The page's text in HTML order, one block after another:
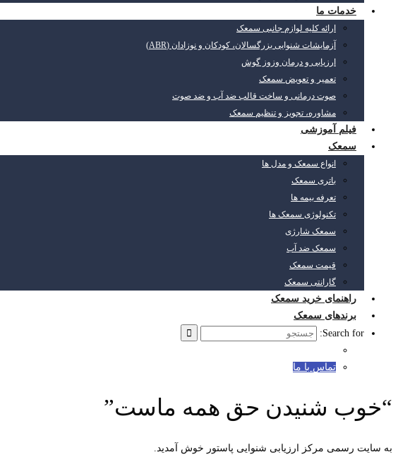
خدمات ما
ارائه کلیه لوازم جانبی سمعک
آزمایشات شنوایی بزرگسالان، کودکان و نوزادان (ABR)
ارزیابی و درمان وزوز گوش
تعمیر و تعویض سمعک
صوت درمانی و ساخت قالب ضد آب و ضد صوت
مشاوره، تجویز و تنظیم سمعک
فیلم آموزشی
سمعک
انواع سمعک و مدل ها
باتری سمعک
تعرفه بیمه ها
تکنولوژی سمعک ها
سمعک شارژی
سمعک ضد آب
قیمت سمعک
گارانتی سمعک
راهنمای خرید سمعک
برندهای سمعک
Search for:
تماس با ما
“خوب شنیدن حق همه ماست”
به سایت رسمی مرکز ارزیابی شنوایی پاستور خوش آمدید.